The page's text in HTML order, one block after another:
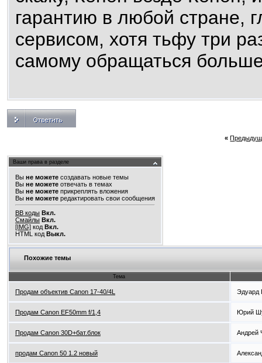
гарантию в любой стране,
сервисом, хотя тьфу три
самому обращаться
«
Ваши права в разделе
Вы не можете создавать новые темы
Вы не можете отвечать в темах
Вы не можете прикреплять вложения
Вы не можете редактировать свои сообщения
BB коды Вкл.
Смайлы Вкл.
[IMG] код Вкл.
HTML код Выкл.
Похожие темы
Тема
Продам объектив Canon 17-40/4L Эдуард
Продам Canon EF50mm f/1,4 Юрий
Продам Canon 30D+бат.блок Андрей
продам Canon 50 1.2 новый